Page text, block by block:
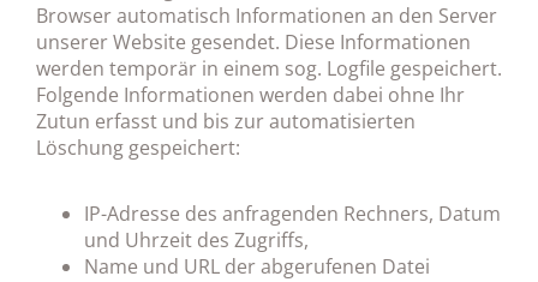
Browser automatisch Informationen an den Server
unserer Website gesendet. Diese Informationen
werden temporär in einem sog. Logfile gespeichert.
Folgende Informationen werden dabei ohne Ihr
Zutun erfasst und bis zur automatisierten
Löschung gespeichert:
IP-Adresse des anfragenden Rechners, Datum
und Uhrzeit des Zugriffs,
Name und URL der abgerufenen Datei